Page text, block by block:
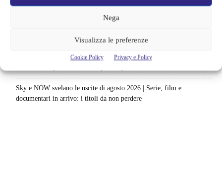
Nega
Visualizza le preferenze
Cookie Policy Privacy e Policy
dal calcio femminile: perché è la scelta più coerente
immagini: cosa anticipano sulla nuova stagione
Ready Player Two torna a dare segnali di vita | Zak Penn conferma il
Sky e NOW svelano le uscite di agosto 2026 | Serie, film e
documentari in arrivo: i titoli da non perdere